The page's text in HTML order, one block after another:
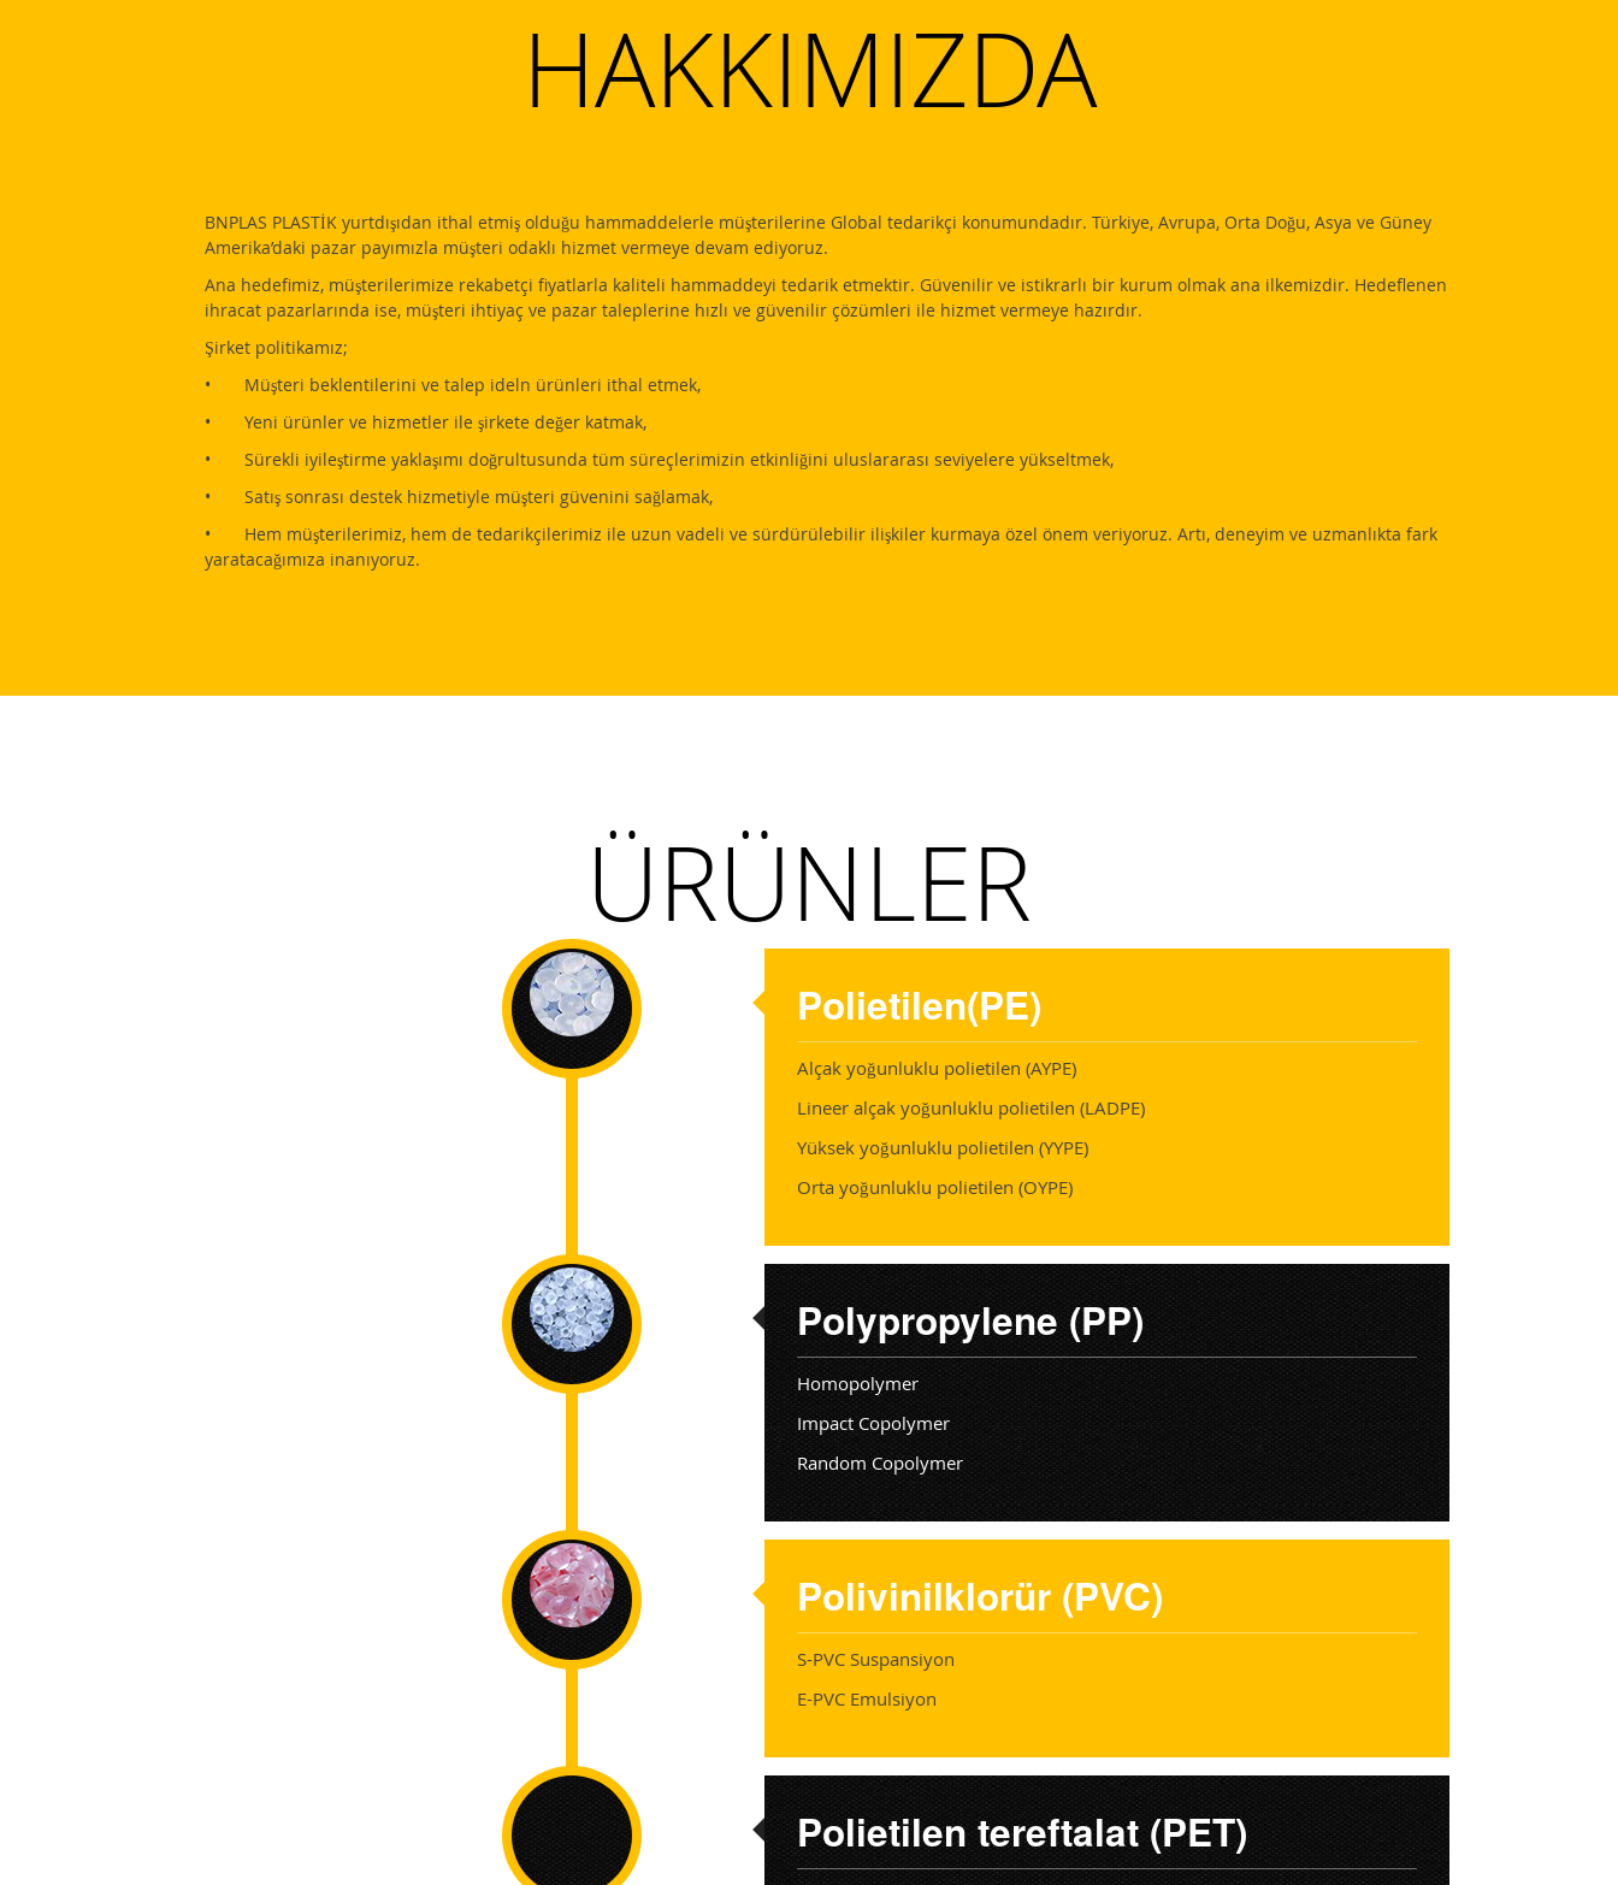
HAKKIMIZDA
BNPLAS PLASTİK yurtdışıdan ithal etmiş olduğu hammaddelerle müşterilerine Global tedarikçi konumundadır. Türkiye, Avrupa, Orta Doğu, Asya ve Güney
Amerika’daki pazar payımızla müşteri odaklı hizmet vermeye devam ediyoruz.
Ana hedefimiz, müşterilerimize rekabetçi fiyatlarla kaliteli hammaddeyi tedarik etmektir. Güvenilir ve istikrarlı bir kurum olmak ana ilkemizdir. Hedeflenen
ihracat pazarlarında ise, müşteri ihtiyaç ve pazar taleplerine hızlı ve güvenilir çözümleri ile hizmet vermeye hazırdır.
Şirket politikamız;
• Müşteri beklentilerini ve talep ideln ürünleri ithal etmek,
• Yeni ürünler ve hizmetler ile şirkete değer katmak,
• Sürekli iyileştirme yaklaşımı doğrultusunda tüm süreçlerimizin etkinliğini uluslararası seviyelere yükseltmek,
• Satış sonrası destek hizmetiyle müşteri güvenini sağlamak,
• Hem müşterilerimiz, hem de tedarikçilerimiz ile uzun vadeli ve sürdürülebilir ilişkiler kurmaya özel önem veriyoruz. Artı, deneyim ve uzmanlıkta fark
yaratacağımıza inanıyoruz.
ÜRÜNLER
Polietilen(PE)
Alçak yoğunluklu polietilen (AYPE)
Lineer alçak yoğunluklu polietilen (LADPE)
Yüksek yoğunluklu polietilen (YYPE)
Orta yoğunluklu polietilen (OYPE)
Polypropylene (PP)
Homopolymer
Impact Copolymer
Random Copolymer
Polivinilklorür (PVC)
S-PVC Suspansiyon
E-PVC Emulsiyon
Polietilen tereftalat (PET)